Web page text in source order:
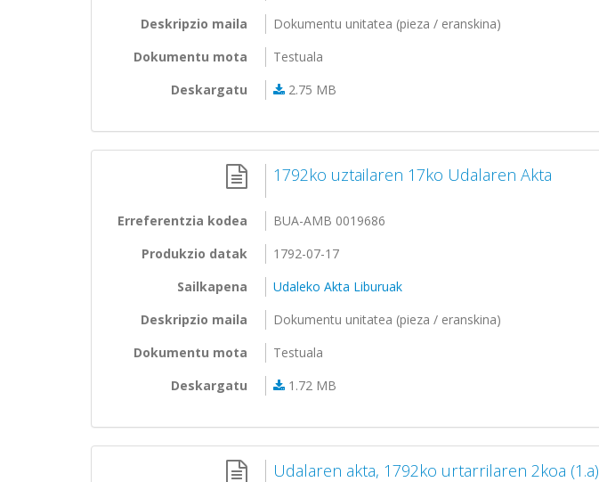
Deskripzio maila
Dokumentu unitatea (pieza / eranskina)
Dokumentu mota
Testuala
Deskargatu
2.75 MB
1792ko uztailaren 17ko Udalaren Akta
Erreferentzia kodea
BUA-AMB 0019686
Produkzio datak
1792-07-17
Sailkapena
Udaleko Akta Liburuak
Deskripzio maila
Dokumentu unitatea (pieza / eranskina)
Dokumentu mota
Testuala
Deskargatu
1.72 MB
Udalaren akta, 1792ko urtarrilaren 2koa (1.a)